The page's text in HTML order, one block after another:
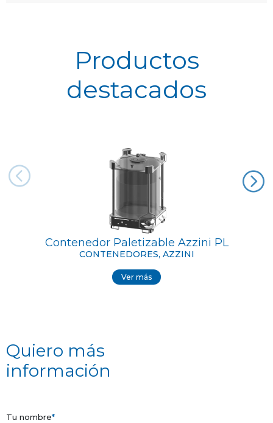
Productos
destacados
Contenedor Paletizable Azzini PL
CONTENEDORES, AZZINI
Ver más
Quiero más
información
Tu nombre*